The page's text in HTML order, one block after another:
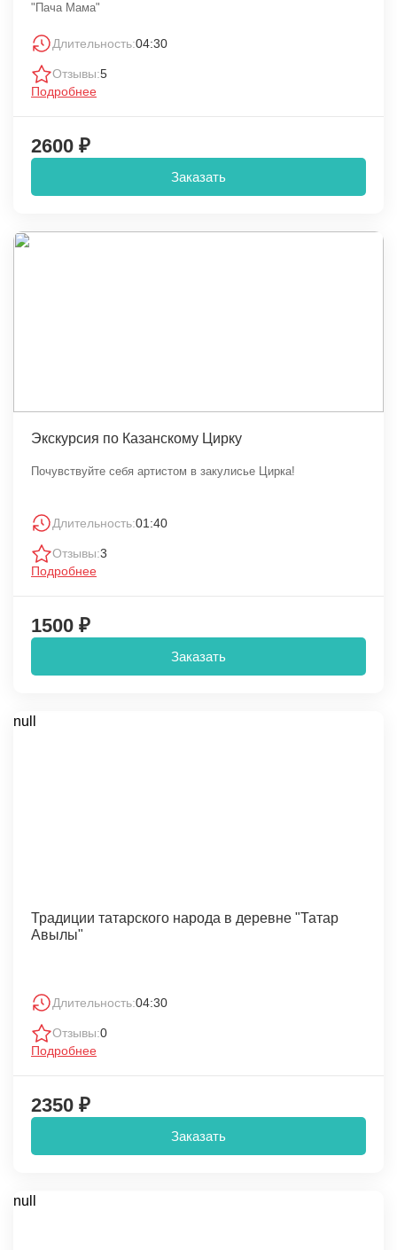
"Пача Мама"
Длительность:04:30
Отзывы:5
Подробнее
2600 ₽
Заказать
Экскурсия по Казанскому Цирку
Почувствуйте себя артистом в закулисье Цирка!
Длительность:01:40
Отзывы:3
Подробнее
1500 ₽
Заказать
null
Традиции татарского народа в деревне "Татар
Авылы"
Длительность:04:30
Отзывы:0
Подробнее
2350 ₽
Заказать
null